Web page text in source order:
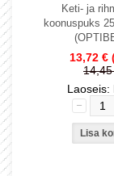
Keti- ja
koonuspuks
13,72 €
Laoseis: